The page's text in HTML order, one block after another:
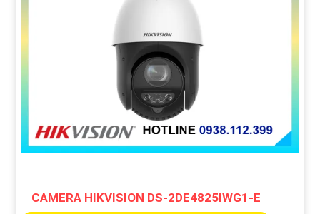
CAMERA HIKVISION DS-2DE4825IWG1-E